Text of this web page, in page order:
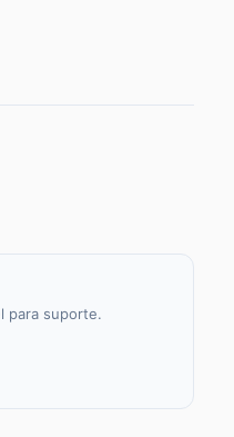
para suporte.